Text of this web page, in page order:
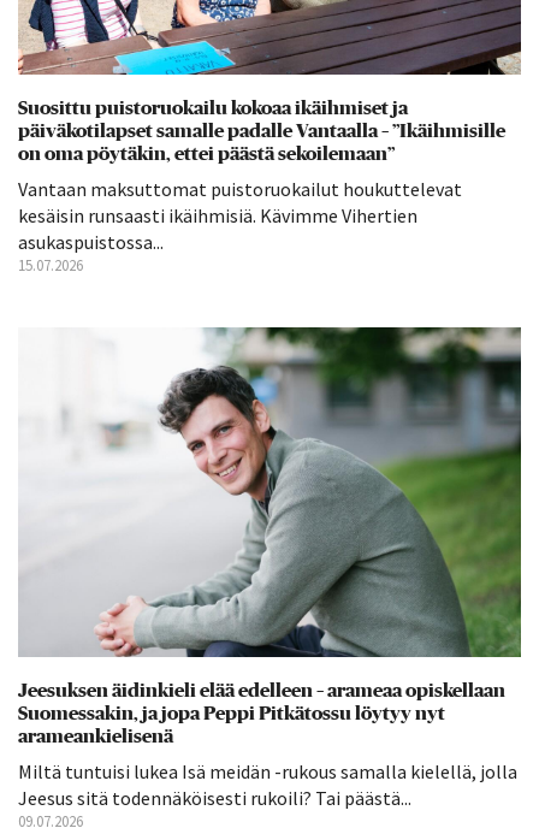
Suosittu puistoruokailu kokoaa ikäihmiset ja
päiväkotilapset samalle padalle Vantaalla – ”Ikäihmisille
on oma pöytäkin, ettei päästä sekoilemaan”
Vantaan maksuttomat puistoruokailut houkuttelevat
kesäisin runsaasti ikäihmisiä. Kävimme Vihertien
asukaspuistossa...
15.07.2026
Jeesuksen äidinkieli elää edelleen – arameaa opiskellaan
Suomessakin, ja jopa Peppi Pitkätossu löytyy nyt
arameankielisenä
Miltä tuntuisi lukea Isä meidän -rukous samalla kielellä, jolla
Jeesus sitä todennäköisesti rukoili? Tai päästä...
09.07.2026